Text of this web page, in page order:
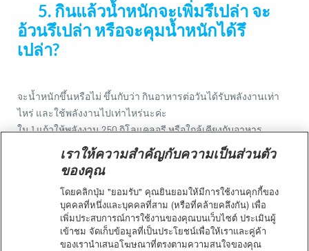
5. กินแล้วน้ำหนักจะเพิ่มรึเปล่า จะ
อ้วนรึเปล่า หรือจะคุมน้ำหนักได้รึ
เปล่า?
จะน้ำหนักขึ้นหรือไม่ ขึ้นกับว่า กินอาหารต่อวันได้รับพลังงานเท่า
ไหร่ และใช้พลังงานไปเท่าไหร่นะค่ะ
ใน 1 แก้วให้พลังงาน 250 กิโลแคลอรี หรือใกล้เคียงกับอาหาร
ประมาณครึ่งมื้อ จึงสามารถปรับวิธีกินได้ตามต้องการค่ะ
สำหรับคนที่กังวล ไม่อยากให้น้ำหนัก
เราให้ความสำคัญกับความเป็นส่วนตัว
ของคุณ
โดยคลิกปุ่ม "ยอมรับ" คุณยินยอมให้มีการใช้งานคุกกี้ของ
บุคคลที่หนึ่งและบุคคลที่สาม (หรือที่คล้ายคลึงกัน) เพื่อ
เพิ่มประสบการณ์การใช้งานของคุณบนเว็บไซต์ ประเมินผู้
เข้าชม จัดเก็บข้อมูลที่เป็นประโยชน์เพื่อให้เราและคู่ค้า
ของเรานำเสนอโฆษณาที่ตรงตามความสนใจของคุณ